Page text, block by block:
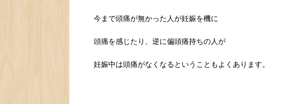
今まで頭痛が無かった人が妊娠を機に
頭痛を感じたり、逆に偏頭痛持ちの人が
妊娠中は頭痛がなくなるということもよくあります。